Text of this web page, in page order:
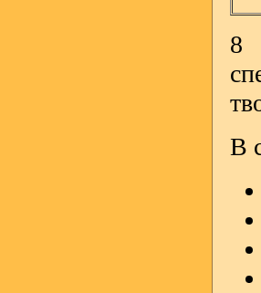
8
В